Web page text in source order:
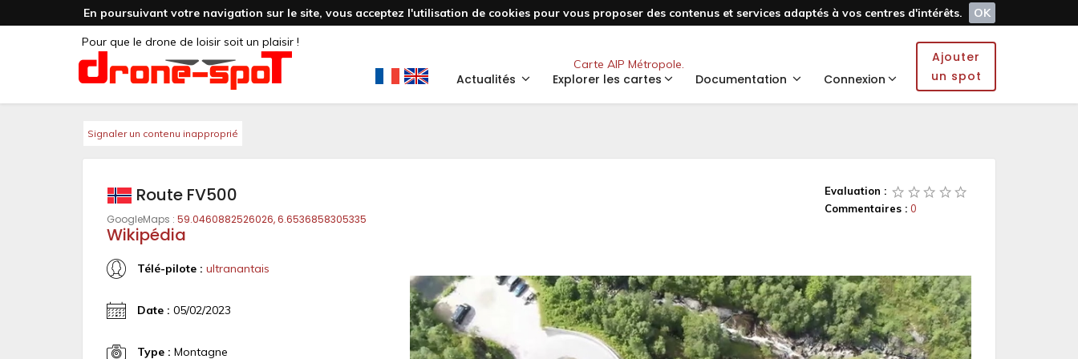
En poursuivant votre navigation sur le site, vous acceptez l'utilisation de cookies pour vous proposer des contenus et services adaptés à vos centres d'intérêts.
OK
Pour que le drone de loisir soit un plaisir !
Carte AIP Métropole.
Actualités Explorer les cartes Documentation Connexion
Ajouter
un spot
Signaler un contenu inapproprié
Evaluation :
Commentaires : 0
Route FV500
GoogleMaps : 59.0460882526026, 6.6536858305335
Wikipédia
Télé-pilote : ultranantais
Date : 05/02/2023
Type : Montagne